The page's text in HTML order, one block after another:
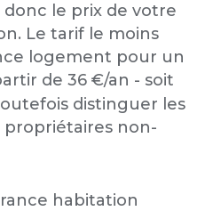
le prix de votre
Le tarif le moins
logement pour un
de 36 €/an - soit
distinguer les
non-
habitation